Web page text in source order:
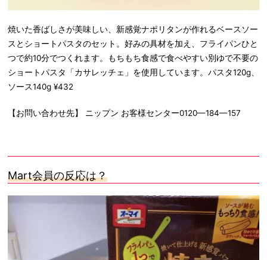
焼いた香ばしさが美味しい、新感覚ナポリタンが作れるベースソー
スとショートパスタのセット。好みの具材を加え、フライパンひと
つで約10分でつくれます。もちもち食感で食べやすい別ゆで不要の
ショートパスタ「カサレッチェ」を使用しています。パスタ120g、
ソース140g ¥432
【お問い合わせ先】 ニップン お客様センター0120—184—157
Mart会員の反応は？